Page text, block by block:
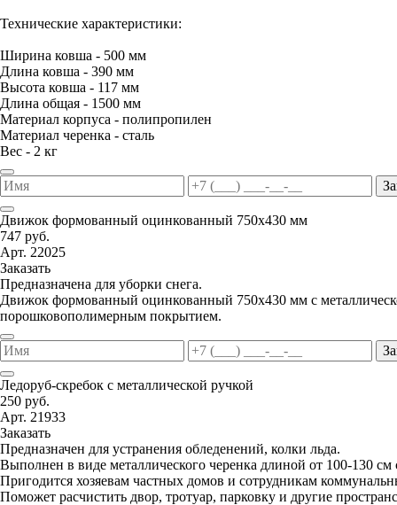
Технические характеристики:
Ширина ковша - 500 мм
Длина ковша - 390 мм
Высота ковша - 117 мм
Длина общая - 1500 мм
Материал корпуса - полипропилен
Материал черенка - сталь
Вес - 2 кг
Движок формованный оцинкованный 750х430 мм
747 руб.
Арт. 22025
Заказать
Предназначена для уборки снега.
Движок формованный оцинкованный 750х430 мм с
порошковополимерным покрытием.
Ледоруб-скребок с металлической ручкой
250 руб.
Арт. 21933
Заказать
Предназначен для устранения обледенений, колки льда.
Выполнен в виде металлического черенка длиной от 100-130
Пригодится хозяевам частных домов и сотрудникам
Поможет расчистить двор, тротуар, парковку и другие